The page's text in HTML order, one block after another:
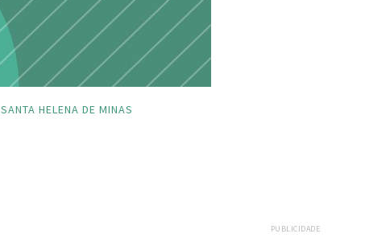
SANTA HELENA DE MINAS
PUBLICIDADE